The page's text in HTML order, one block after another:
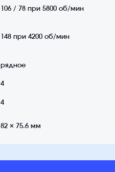
106 / 78 при 5800 об/мин
148 при 4200 об/мин
рядное
4
4
82 × 75.6 мм